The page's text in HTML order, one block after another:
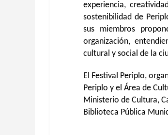
experiencia,
sostenibilidad de
sus miembros
organización,
cultural y social de la
El Festival Periplo,
Periplo y el Área de
Ministerio de Cultura,
Biblioteca Pública